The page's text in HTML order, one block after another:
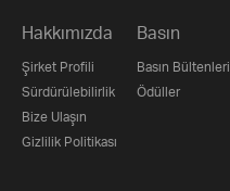
Hakkımızda
Şirket Profili
Sürdürülebilirlik
Bize Ulaşın
Gizlilik Politikası
Basın
Basın Bültenleri
Ödüller